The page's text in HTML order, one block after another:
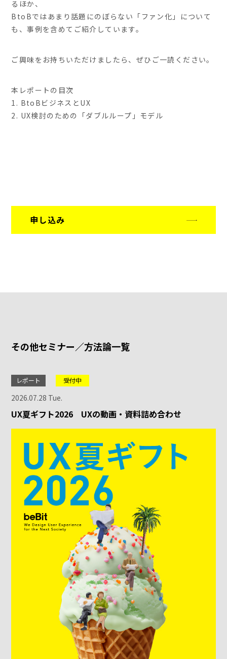
るほか、
BtoBではあまり話題にのぼらない「ファン化」について
も、事例を含めてご紹介しています。
ご興味をお持ちいただけましたら、ぜひご一読ください。
本レポートの目次
1. BtoBビジネスとUX
2. UX検討のための「ダブルループ」モデル
申し込み
その他セミナー／方法論一覧
レポート 受付中
2026.07.28 Tue.
UX夏ギフト2026 UXの動画・資料詰め合わせ